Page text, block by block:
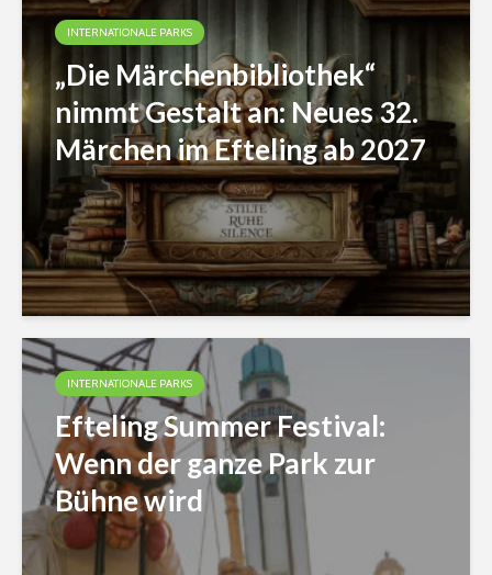
INTERNATIONALE PARKS
„Die Märchenbibliothek“
nimmt Gestalt an: Neues 32.
Märchen im Efteling ab 2027
INTERNATIONALE PARKS
Efteling Summer Festival:
Wenn der ganze Park zur
Bühne wird